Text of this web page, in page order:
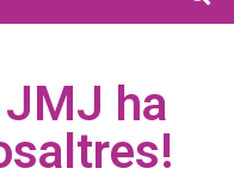
JMJ ha